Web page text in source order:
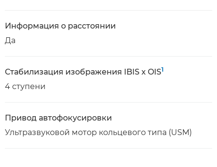
Информация о расстоянии
Да
Стабилизация изображения IBIS x OIS1
4 ступени
Привод автофокусировки
Ультразвуковой мотор кольцевого типа (USM)